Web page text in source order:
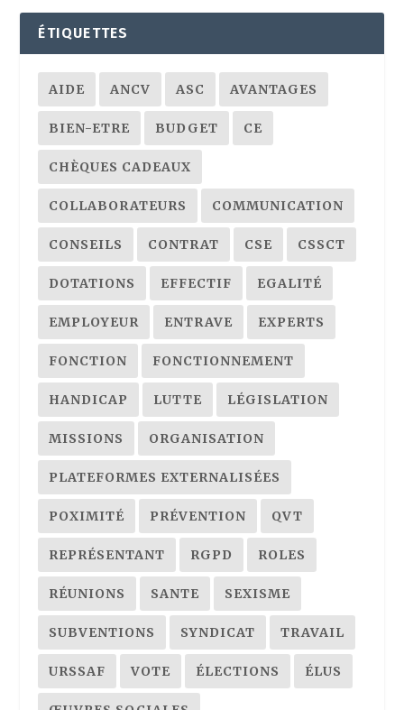
ÉTIQUETTES
AIDE ANCV ASC AVANTAGES
BIEN-ETRE BUDGET CE
CHÈQUES CADEAUX
COLLABORATEURS COMMUNICATION
CONSEILS CONTRAT CSE CSSCT
DOTATIONS EFFECTIF EGALITÉ
EMPLOYEUR ENTRAVE EXPERTS
FONCTION FONCTIONNEMENT
HANDICAP LUTTE LÉGISLATION
MISSIONS ORGANISATION
PLATEFORMES EXTERNALISÉES
POXIMITÉ PRÉVENTION QVT
REPRÉSENTANT RGPD ROLES
RÉUNIONS SANTE SEXISME
SUBVENTIONS SYNDICAT TRAVAIL
URSSAF VOTE ÉLECTIONS ÉLUS